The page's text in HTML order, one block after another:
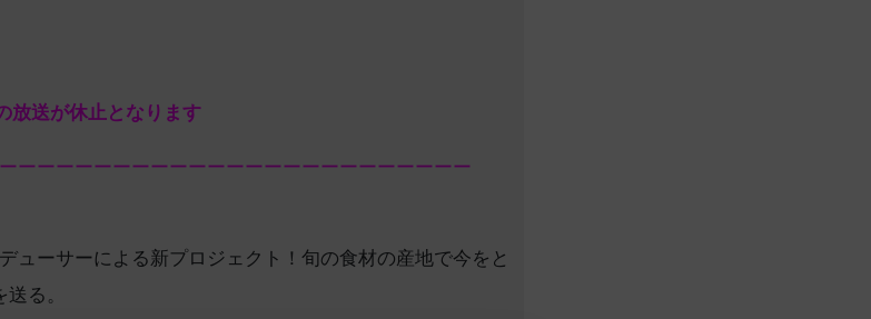
放送が休止となります
ーーーーーーーーーーーーーーーーーーーーーーーー
ューサーによる新プロジェクト！旬の食材の産地で今をと
る。